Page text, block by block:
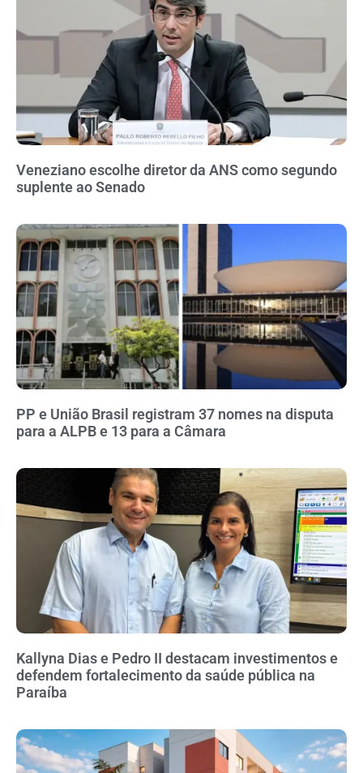
Veneziano escolhe diretor da ANS como segundo
suplente ao Senado
PP e União Brasil registram 37 nomes na disputa
para a ALPB e 13 para a Câmara
Kallyna Dias e Pedro II destacam investimentos e
defendem fortalecimento da saúde pública na
Paraíba